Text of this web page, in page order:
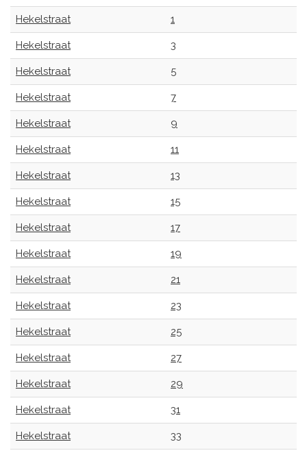
Hekelstraat 1
Hekelstraat 3
Hekelstraat 5
Hekelstraat 7
Hekelstraat 9
Hekelstraat 11
Hekelstraat 13
Hekelstraat 15
Hekelstraat 17
Hekelstraat 19
Hekelstraat 21
Hekelstraat 23
Hekelstraat 25
Hekelstraat 27
Hekelstraat 29
Hekelstraat 31
Hekelstraat 33